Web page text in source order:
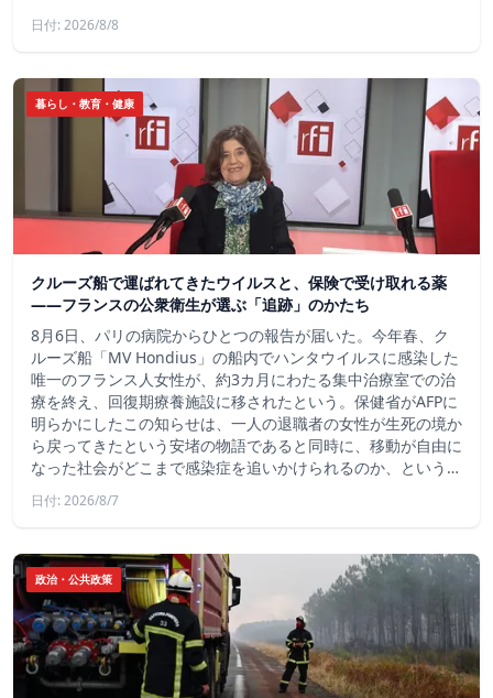
日付: 2026/8/8
暮らし・教育・健康
クルーズ船で運ばれてきたウイルスと、保険で受け取れる薬
――フランスの公衆衛生が選ぶ「追跡」のかたち
8月6日、パリの病院からひとつの報告が届いた。今年春、ク
ルーズ船「MV Hondius」の船内でハンタウイルスに感染した
唯一のフランス人女性が、約3カ月にわたる集中治療室での治
療を終え、回復期療養施設に移されたという。保健省がAFPに
明らかにしたこの知らせは、一人の退職者の女性が生死の境か
ら戻ってきたという安堵の物語であると同時に、移動が自由に
なった社会がどこまで感染症を追いかけられるのか、という…
日付: 2026/8/7
政治・公共政策